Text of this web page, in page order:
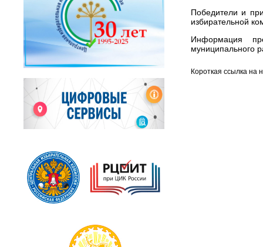
Победители и
избирательной
Информация
муниципального
Короткая ссылка на